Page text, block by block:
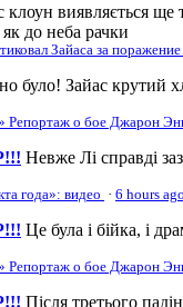
клоун виявляється ще
до неба рачки
Зайаса за
було! Зайас крутий
Репортаж о бое Джарон
Невже Лі справді
года»: видео · 6 hours ago
Це була і бійка, і
Репортаж о бое Джарон
Після третього